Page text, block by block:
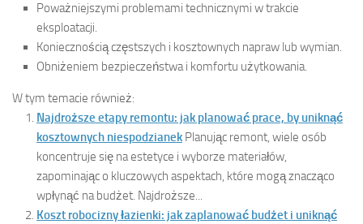
Poważniejszymi problemami technicznymi w trakcie
eksploatacji.
Koniecznością częstszych i kosztownych napraw lub wymian.
Obniżeniem bezpieczeństwa i komfortu użytkowania.
W tym temacie również:
Najdroższe etapy remontu: jak planować prace, by uniknąć
kosztownych niespodzianek Planując remont, wiele osób
koncentruje się na estetyce i wyborze materiałów,
zapominając o kluczowych aspektach, które mogą znacząco
wpłynąć na budżet. Najdroższe...
Koszt robocizny łazienki: jak zaplanować budżet i uniknąć